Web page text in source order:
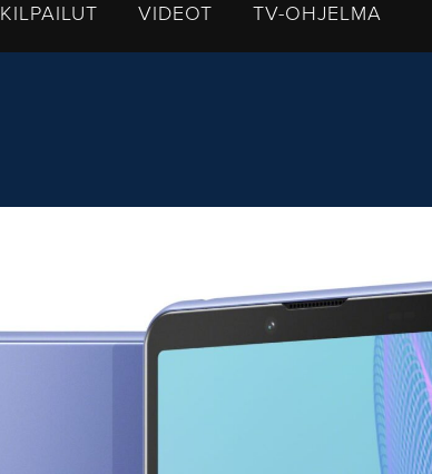
KILPAILUT VIDEOT TV-OHJELMA